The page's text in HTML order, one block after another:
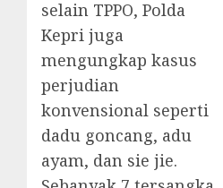
selain TPPO, Polda
Kepri juga
mengungkap kasus
perjudian
konvensional seperti
dadu goncang, adu
ayam, dan sie jie.